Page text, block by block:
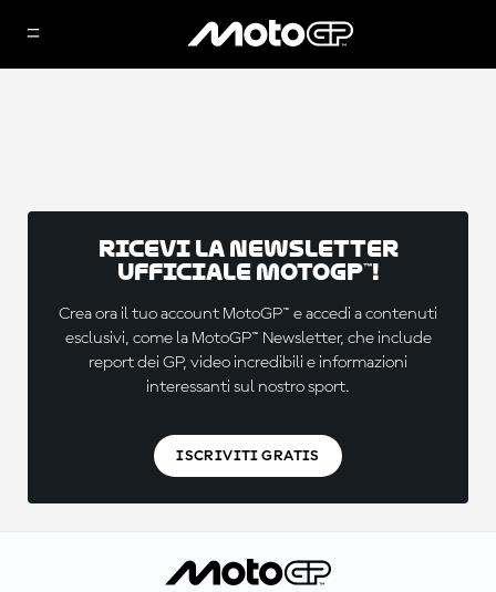
Ricevi la newsletter
ufficiale MotoGP™!
Crea ora il tuo account MotoGP™ e accedi a contenuti
esclusivi, come la MotoGP™ Newsletter, che include
report dei GP, video incredibili e informazioni
interessanti sul nostro sport.
ISCRIVITI GRATIS